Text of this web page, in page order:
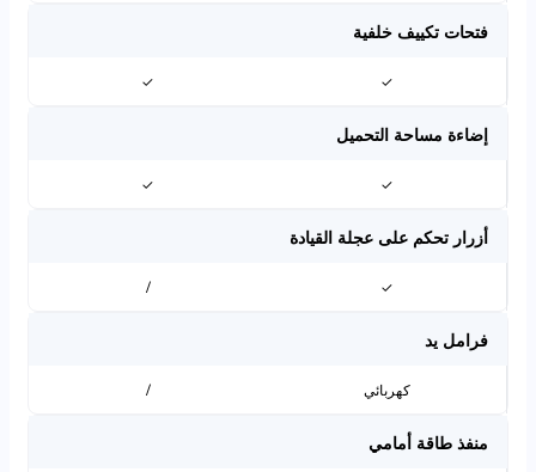
فتحات تكييف خلفية
✓
✓
إضاءة مساحة التحميل
✓
✓
أزرار تحكم على عجلة القيادة
✓
/
فرامل يد
كهربائي /
منفذ طاقة أمامي